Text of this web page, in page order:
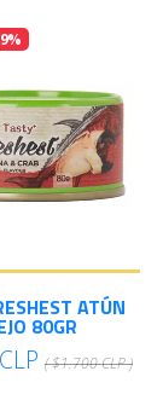
ATÚN
80GR
( $1.700 CLP )